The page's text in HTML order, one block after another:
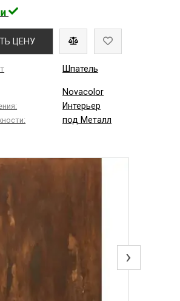
ЦЕНУ
Шпатель
Novacolor
Интерьер
под Металл
›